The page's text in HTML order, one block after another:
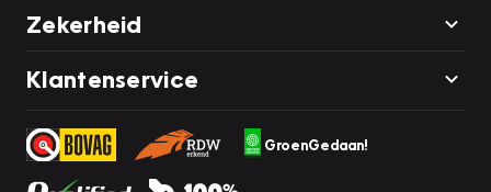
Zekerheid
Klantenservice
GroenGedaan!